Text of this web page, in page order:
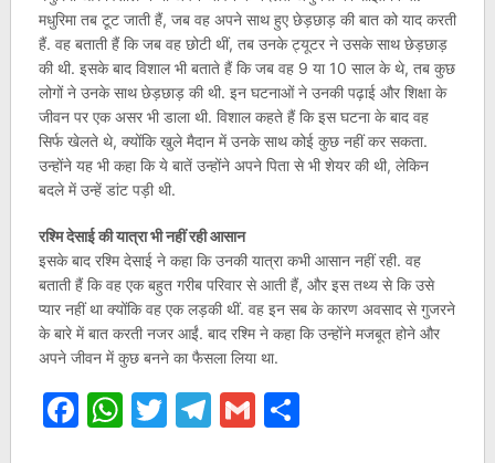
मधुरिमा तब टूट जाती हैं, जब वह अपने साथ हुए छेड़छाड़ की बात को याद करती
हैं. वह बताती हैं कि जब वह छोटी थीं, तब उनके ट्यूटर ने उसके साथ छेड़छाड़
की थी. इसके बाद विशाल भी बताते हैं कि जब वह 9 या 10 साल के थे, तब कुछ
लोगों ने उनके साथ छेड़छाड़ की थी. इन घटनाओं ने उनकी पढ़ाई और शिक्षा के
जीवन पर एक असर भी डाला थी. विशाल कहते हैं कि इस घटना के बाद वह
सिर्फ खेलते थे, क्योंकि खुले मैदान में उनके साथ कोई कुछ नहीं कर सकता.
उन्होंने यह भी कहा कि ये बातें उन्होंने अपने पिता से भी शेयर की थी, लेकिन
बदले में उन्हें डांट पड़ी थी.
रश्मि देसाई की यात्रा भी नहीं रही आसान
इसके बाद रश्मि देसाई ने कहा कि उनकी यात्रा कभी आसान नहीं रही. वह
बताती हैं कि वह एक बहुत गरीब परिवार से आती हैं, और इस तथ्य से कि उसे
प्यार नहीं था क्योंकि वह एक लड़की थीं. वह इन सब के कारण अवसाद से गुजरने
के बारे में बात करती नजर आईं. बाद रश्मि ने कहा कि उन्होंने मजबूत होने और
अपने जीवन में कुछ बनने का फैसला लिया था.
Facebook
WhatsApp
Twitter
Telegram
GmailShare